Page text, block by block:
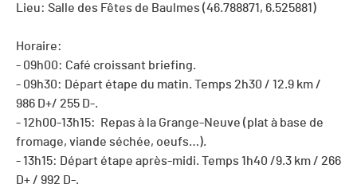
Lieu: Salle des Fêtes de Baulmes (46.788871, 6.525881)
Horaire:
- 09h00: Café croissant briefing.
- 09h30: Départ étape du matin. Temps 2h30 / 12.9 km /
986 D+/ 255 D-.
- 12h00-13h15: Repas à la Grange-Neuve (plat à base de
fromage, viande séchée, oeufs…).
- 13h15: Départ étape après-midi. Temps 1h40 /9.3 km / 266
D+ / 992 D-.